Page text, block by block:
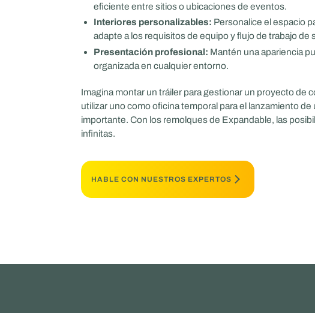
eficiente entre sitios o ubicaciones de eventos.
Interiores personalizables: Personalice el espacio
adapte a los requisitos de equipo y flujo de trabajo de
Presentación profesional: Mantén una apariencia
organizada en cualquier entorno.
Imagina montar un tráiler para gestionar un proyecto de
utilizar uno como oficina temporal para el lanzamiento
importante. Con los remolques de Expandable, las
infinitas.
HABLE CON NUESTROS EXPERTOS